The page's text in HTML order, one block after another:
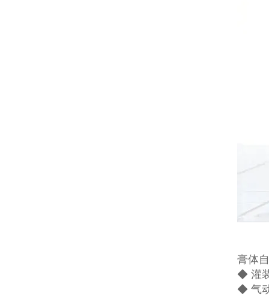
膏体
◆ 灌
◆ 气